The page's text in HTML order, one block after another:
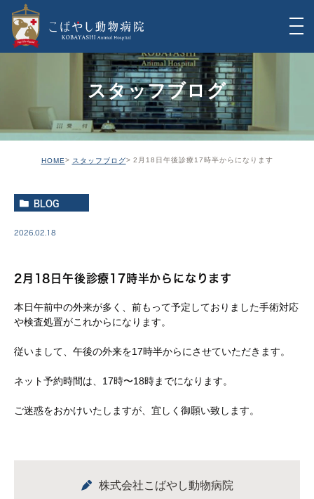
スタッフブログ
HOME スタッフブログ 2月18日午後診療17時半からになります
BLOG
2026.02.18
2月18日午後診療17時半からになります
本日午前中の外来が多く、前もって予定しておりました手術対応
や検査処置がこれからになります。
従いまして、午後の外来を17時半からにさせていただきます。
ネット予約時間は、17時〜18時までになります。
ご迷惑をおかけいたしますが、宜しく御願い致します。
株式会社こばやし動物病院